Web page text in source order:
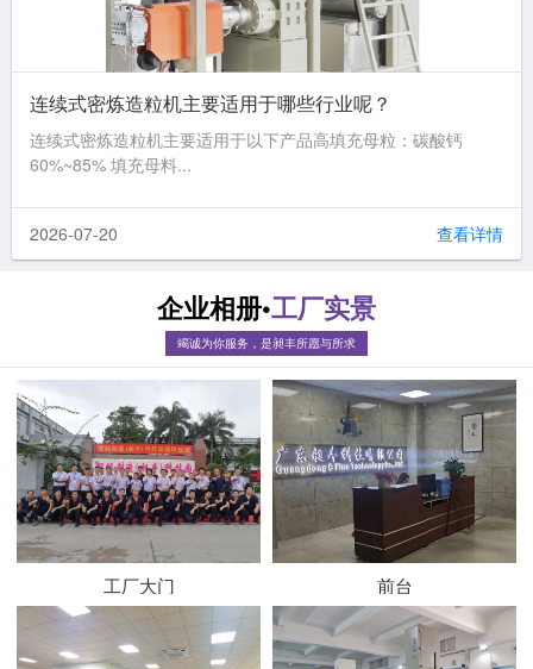
连续式密炼造粒机主要适用于哪些行业呢？
连续式密炼造粒机主要适用于以下产品高填充母粒：碳酸钙
60%~85% 填充母料...
2026-07-20 查看详情
企业相册•工厂实景
竭诚为你服务，是昶丰所愿与所求
工厂大门 前台